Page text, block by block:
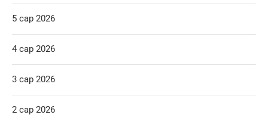
5 сар 2026
4 сар 2026
3 сар 2026
2 сар 2026